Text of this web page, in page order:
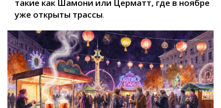
такие как Шамони или Церматт, где в ноябре
уже открыты трассы.